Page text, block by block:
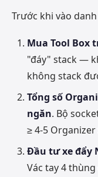
Trước khi vào
Mua Tool Box
"đáy" stack —
không stack
Tổng số
ngăn. Bộ
≥ 4-5 Organizer
Đầu tư xe đẩy
Vác tay 4